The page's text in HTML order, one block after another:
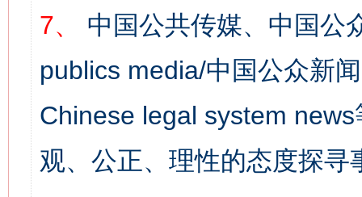
7、
中国公共传媒、中国公
publics media/中国公众新
Chinese legal system
观、公正、理性的态度探寻